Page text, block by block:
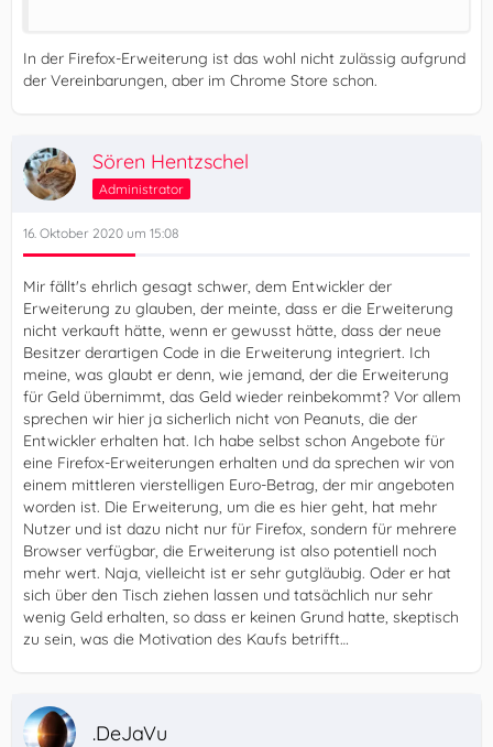
In der Firefox-Erweiterung ist das wohl nicht zulässig aufgrund
der Vereinbarungen, aber im Chrome Store schon.
Sören Hentzschel
Administrator
16. Oktober 2020 um 15:08
Mir fällt's ehrlich gesagt schwer, dem Entwickler der
Erweiterung zu glauben, der meinte, dass er die Erweiterung
nicht verkauft hätte, wenn er gewusst hätte, dass der neue
Besitzer derartigen Code in die Erweiterung integriert. Ich
meine, was glaubt er denn, wie jemand, der die Erweiterung
für Geld übernimmt, das Geld wieder reinbekommt? Vor allem
sprechen wir hier ja sicherlich nicht von Peanuts, die der
Entwickler erhalten hat. Ich habe selbst schon Angebote für
eine Firefox-Erweiterungen erhalten und da sprechen wir von
einem mittleren vierstelligen Euro-Betrag, der mir angeboten
worden ist. Die Erweiterung, um die es hier geht, hat mehr
Nutzer und ist dazu nicht nur für Firefox, sondern für mehrere
Browser verfügbar, die Erweiterung ist also potentiell noch
mehr wert. Naja, vielleicht ist er sehr gutgläubig. Oder er hat
sich über den Tisch ziehen lassen und tatsächlich nur sehr
wenig Geld erhalten, so dass er keinen Grund hatte, skeptisch
zu sein, was die Motivation des Kaufs betrifft…
.DeJaVu